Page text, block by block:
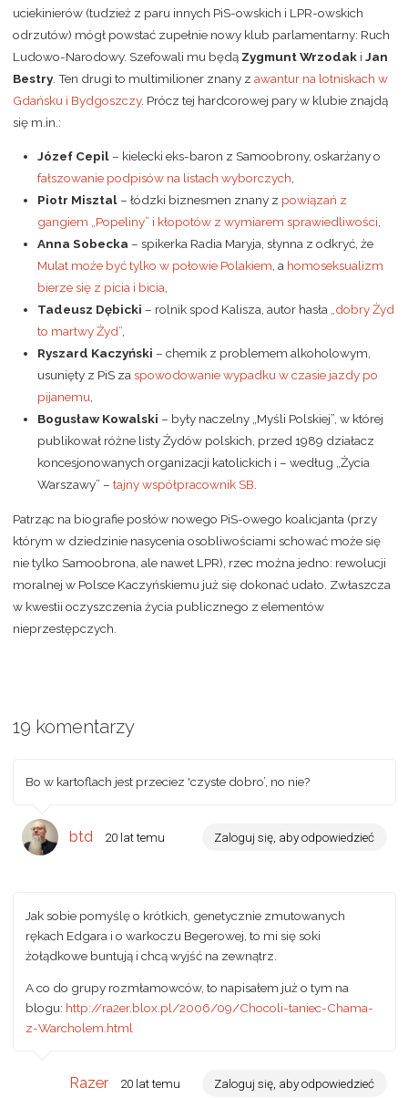
uciekinierów (tudzież z paru innych PiS-owskich i LPR-owskich
odrzutów) mógł powstać zupełnie nowy klub parlamentarny: Ruch
Ludowo-Narodowy. Szefowali mu będą Zygmunt Wrzodaki Jan
Bestry. Ten drugi to multimilioner znany z awantur na lotniskach w
Gdańsku i Bydgoszczy. Prócz tej hardcorowej pary w klubie znajdą
się m.in.:
Józef Cepil– kielecki eks-baron z Samoobrony, oskarżany o
fałszowanie podpisów na listach wyborczych
Piotr Misztal– łódzki biznesmen znany z powiązań z
gangiem „Popeliny” i kłopotów z wymiarem sprawiedliwości
Anna Sobecka – spikerka Radia Maryja, słynna z odkryć, że
Mulat może być tylko w połowie Polakiem , a homoseksualizm
bierze się z picia i bicia
Tadeusz Dębicki – rolnik spod Kalisza, autor hasła
„dobry Żyd
to martwy Żyd”,
Ryszard Kaczyński – chemik z problemem alkoholowym,
usunięty z PiS za spowodowanie wypadku w czasie jazdy po
pijanemu
Bogusław Kowalski – były naczelny „Myśli Polskiej”, w której
publikował różne listy Żydów polskich, przed 1989 działacz
koncesjonowanych organizacji katolickich i – według „Życia
Warszawy” – tajny współpracownik SB
Patrząc na biografie posłów nowego PiS-owego koalicjanta (przy
którym w dziedzinie nasycenia osobliwościami schować może się
nie tylko Samoobrona, ale nawet LPR), rzec można jedno: rewolucji
moralnej w Polsce Kaczyńskiemu już się dokonać udało. Zwłaszcza
w kwestii oczyszczenia życia publicznego z elementów
nieprzestępczych.
19 komentarzy
Bo w kartoflach jest przeciez 'czyste dobro’, no nie?
btd 20 lat temu Zaloguj się, aby odpowiedzieć
Jak sobie pomyślę o krótkich, genetycznie zmutowanych
rękach Edgara i o warkoczu Begerowej, to mi się soki
żołądkowe buntują i chcą wyjść na zewnątrz.
A co do grupy rozmłamowców, to napisałem już o tym na
blogu: http://ra2er.blox.pl/2006/09/Chocoli-taniec-Chama-
z-Warcholem.html
Razer 20 lat temu Zaloguj się, aby odpowiedzieć